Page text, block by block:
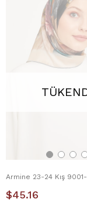
Armine 23-24 Kış
$45.16